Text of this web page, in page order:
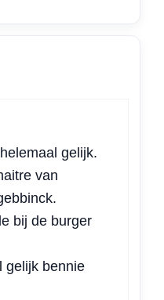
gelijk.
van
bij de burger
gelijk bennie